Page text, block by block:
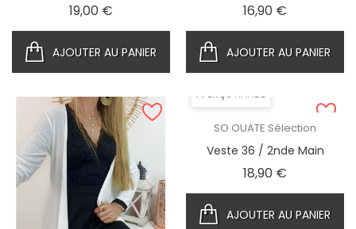
19,00 €
AJOUTER AU PANIER
16,90 €
AJOUTER AU PANIER
APERÇU RAPIDE
SO OUATE Sélection
Veste 36 / 2nde Main
18,90 €
AJOUTER AU PANIER